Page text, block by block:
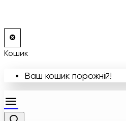
Кошик
Ваш кошик порожній!